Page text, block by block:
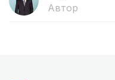
Автор